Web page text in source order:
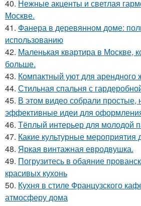
40. Нежные акценты и светлая
Москве.
41. Фанера в деревянном доме:
использованию
42. Маленькая квартира в Москве,
больше.
43. Компактный уют для арендного
44. Стильная спальня с
45. В этом видео собрали простые,
эффективные идеи для
46. Тёплый интерьер для молодой
47. Какие культурные
48. Яркая винтажная евродвушка.
49. Погрузитесь в обаяние
красивых кухонь
50. Кухня в стиле Французского
атмосферу дома